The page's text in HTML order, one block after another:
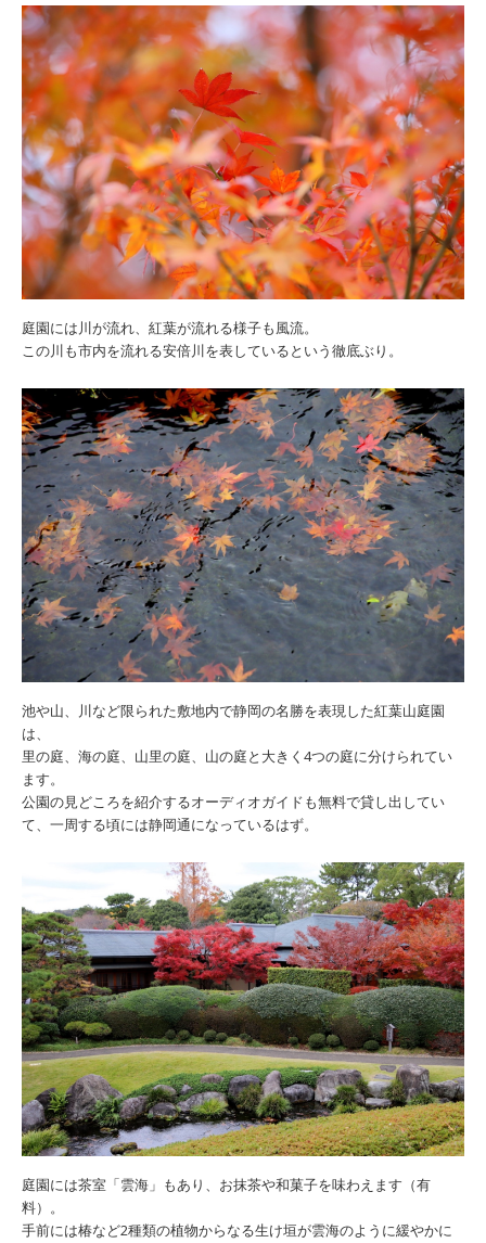
庭園には川が流れ、紅葉が流れる様子も風流。
この川も市内を流れる安倍川を表しているという徹底ぶり。
池や山、川など限られた敷地内で静岡の名勝を表現した紅葉山庭園
は、
里の庭、海の庭、山里の庭、山の庭と大きく4つの庭に分けられてい
ます。
公園の見どころを紹介するオーディオガイドも無料で貸し出してい
て、一周する頃には静岡通になっているはず。
庭園には茶室「雲海」もあり、お抹茶や和菓子を味わえます（有
料）。
手前には椿など2種類の植物からなる生け垣が雲海のように緩やかに